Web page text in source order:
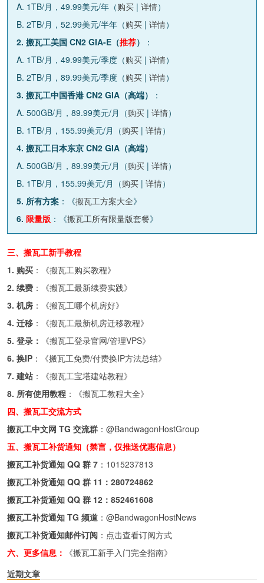
A. 1TB/月，49.99美元/年（购买 | 详情）
B. 2TB/月，52.99美元/半年（购买 | 详情）
2. 搬瓦工美国 CN2 GIA-E（推荐）
：
A. 1TB/月，49.99美元/季度（购买 | 详情）
B. 2TB/月，89.99美元/季度（购买 | 详情）
3. 搬瓦工中国香港 CN2 GIA（高端）
：
A. 500GB/月，89.99美元/月（购买 | 详情）
B. 1TB/月，155.99美元/月（购买 | 详情）
4. 搬瓦工日本东京 CN2 GIA（高端）
A. 500GB/月，89.99美元/月（购买 | 详情）
B. 1TB/月，155.99美元/月（购买 | 详情）
5. 所有方案 ：《搬瓦工方案大全》
6. 限量版 ：《搬瓦工所有限量版套餐》
三、搬瓦工新手教程
1. 购买 ：《搬瓦工购买教程》
2. 续费 ：《搬瓦工最新续费实践》
3. 机房 ：《搬瓦工哪个机房好》
4. 迁移 ：《搬瓦工最新机房迁移教程》
5. 登录：
《搬瓦工登录官网/管理VPS》
6. 换IP ：《搬瓦工免费/付费换IP方法总结》
7. 建站 ：《搬瓦工宝塔建站教程》
8. 所有使用教程 ：《搬瓦工教程大全》
四、搬瓦工交流方式
搬瓦工中文网 TG 交流群 ： @BandwagonHostGroup
五、搬瓦工补货通知（禁言，仅推送优惠信息）
搬瓦工补货通知 QQ 群 7 ： 1015237813
搬瓦工补货通知 QQ 群 11： 280724862
搬瓦工补货通知 QQ 群 12： 852461608
搬瓦工补货通知 TG 频道 ： @BandwagonHostNews
搬瓦工补货通知邮件订阅 ： 点击查看订阅方式
六、更多信息：
《搬瓦工新手入门完全指南》
近期文章